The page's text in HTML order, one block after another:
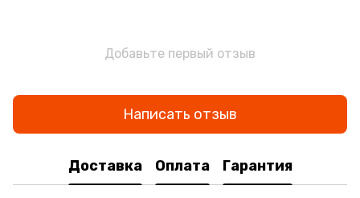
Добавьте первый отзыв
Написать отзыв
Доставка Оплата Гарантия